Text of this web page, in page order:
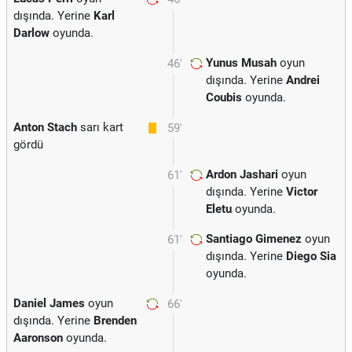
dışında. Yerine Karl
Darlow oyunda.
46' Yunus Musah oyun
dışında. Yerine Andrei
Coubis oyunda.
59'
Anton Stach sarı kart
gördü
61' Ardon Jashari oyun
dışında. Yerine Victor
Eletu oyunda.
61' Santiago Gimenez oyun
dışında. Yerine Diego Sia
oyunda.
66'
Daniel James oyun
dışında. Yerine Brenden
Aaronson oyunda.